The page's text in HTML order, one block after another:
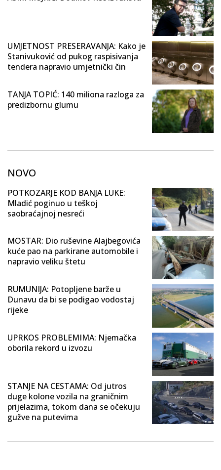
UMJETNOST PRESERAVANJA: Kako je
Stanivuković od pukog raspisivanja
tendera napravio umjetnički čin
TANJA TOPIĆ: 140 miliona razloga za
predizbornu glumu
NOVO
POTKOZARJE KOD BANJA LUKE:
Mladić poginuo u teškoj
saobraćajnoj nesreći
MOSTAR: Dio ruševine Alajbegovića
kuće pao na parkirane automobile i
napravio veliku štetu
RUMUNIJA: Potopljene barže u
Dunavu da bi se podigao vodostaj
rijeke
UPRKOS PROBLEMIMA: Njemačka
oborila rekord u izvozu
STANJE NA CESTAMA: Od jutros
duge kolone vozila na graničnim
prijelazima, tokom dana se očekuju
gužve na putevima